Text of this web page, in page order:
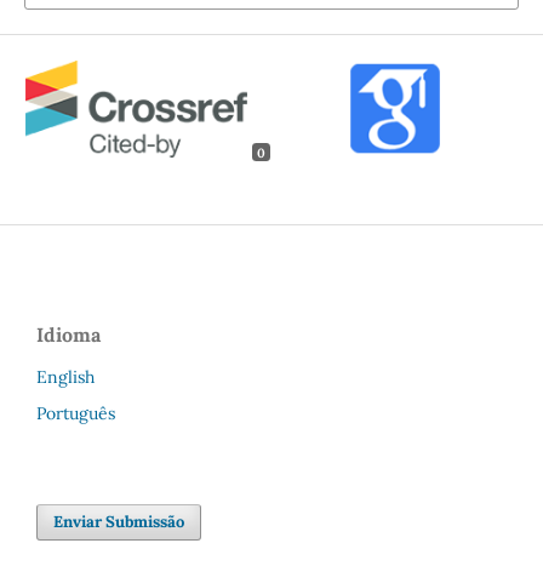
0
Idioma
English
Português
Enviar Submissão